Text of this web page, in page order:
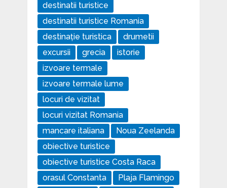
destinatii turistice
destinatii turistice Romania
destinație turistica
drumetii
excursii
grecia
istorie
izvoare termale
izvoare termale lume
locuri de vizitat
locuri vizitat Romania
mancare italiana
Noua Zeelanda
obiective turistice
obiective turistice Costa Raca
orasul Constanta
Plaja Flamingo